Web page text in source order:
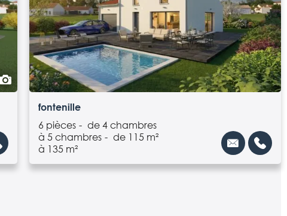
fontenille
6 pièces
de 4 chambres
à 5 chambres
de 115 m²
à 135 m²